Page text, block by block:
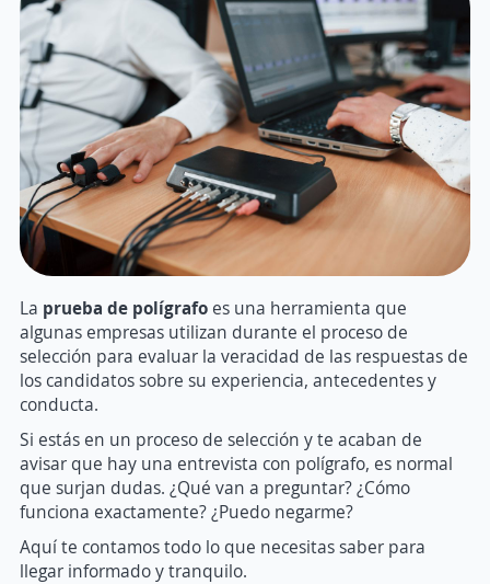
La prueba de polígrafo es una herramienta que
algunas empresas utilizan durante el proceso de
selección para evaluar la veracidad de las respuestas de
los candidatos sobre su experiencia, antecedentes y
conducta.
Si estás en un proceso de selección y te acaban de
avisar que hay una entrevista con polígrafo, es normal
que surjan dudas. ¿Qué van a preguntar? ¿Cómo
funciona exactamente? ¿Puedo negarme?
Aquí te contamos todo lo que necesitas saber para
llegar informado y tranquilo.